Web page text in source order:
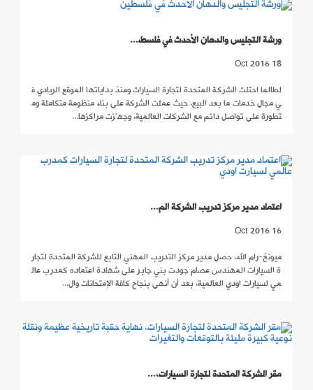
ورشة التجليس والدهان الأحدث في فلسط...
18 Oct 2016
لطالما احتلت الشركة المتحدة لتجارة السيارات ومنذ بداياتها الموقع الريادي ف
ي مجال خدمات ما بعد البيع، حيث عملت الشركة على بناء منظومة متكاملة وم
تطورة على تواصل دائم مع الشركات العالمية، وجهّزت مراكزها...
اعتماد مدير مركز تدريب الشركة الم...
16 Oct 2016
ميونخ-رام الله، حصل مدير مركز التدريب المهني التابع للشركة المتحدة لتجار
ة السيارات المهندس عصام جودت بني جابر على شهادة اعتماده كمدرب عال
مي لسيارات اودي العالمية، بعد أن أنهى بنجاح كافة الإمتحانات وال...
مقر الشركة المتحدة لتجارة السيارات،...